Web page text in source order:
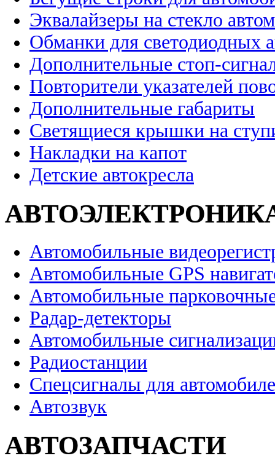
Эквалайзеры на стекло
Обманки для светодиодных
Дополнительные стоп-
Повторители указателей
Дополнительные габариты
Светящиеся крышки на
Накладки на капот
Детские автокресла
Автомобильные
Автомобильные GPS
Автомобильные
Радар-детекторы
Автомобильные
Радиостанции
Спецсигналы для
Автозвук
АВТОЗАПЧАСТИ